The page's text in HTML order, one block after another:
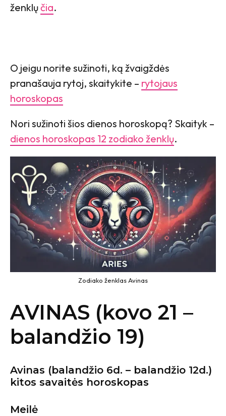
ženklųčia.
O jeigu norite sužinoti, ką žvaigždės
pranašauja rytoj, skaitykite – rytojaus
horoskopas
Nori sužinoti šios dienos horoskopą? Skaityk –
dienos horoskopas 12 zodiako ženklų.
Zodiako ženklas Avinas
AVINAS (kovo 21 –
balandžio 19)
Avinas (balandžio 6d. – balandžio 12d.)
kitos savaitės horoskopas
Meilė